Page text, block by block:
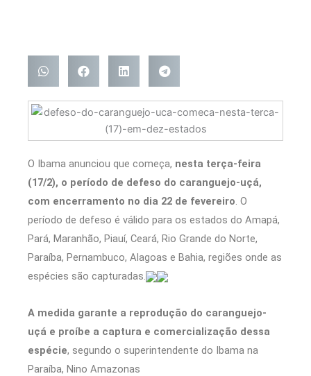
O Ibama anunciou que começa, nesta terça-feira
(17/2), o período de defeso do caranguejo-uçá,
com encerramento no dia 22 de fevereiro. O
período de defeso é válido para os estados do Amapá,
Pará, Maranhão, Piauí, Ceará, Rio Grande do Norte,
Paraíba, Pernambuco, Alagoas e Bahia, regiões onde as
espécies são capturadas.
A medida garante a reprodução do caranguejo-
uçá e proíbe a captura e comercialização dessa
espécie, segundo o superintendente do Ibama na
Paraíba, Nino Amazonas